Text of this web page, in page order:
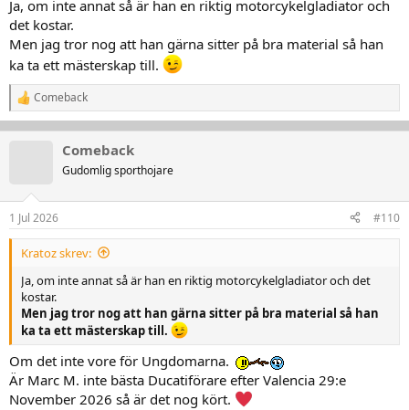
Ja, om inte annat så är han en riktig motorcykelgladiator och
det kostar.
Men jag tror nog att han gärna sitter på bra material så han
ka ta ett mästerskap till.
R
e
a
n
e
r
Comeback
Comeback
Gudomlig sporthojare
1 Jul 2026 #110
Kratoz skrev:
Ja, om inte annat så är han en riktig motorcykelgladiator och det
kostar.
Men jag tror nog att han gärna sitter på bra material så han
ka ta ett mästerskap till.
Om det inte vore för Ungdomarna.
Är Marc M. inte bästa Ducatiförare efter Valencia 29:e
November 2026 så är det nog kört.